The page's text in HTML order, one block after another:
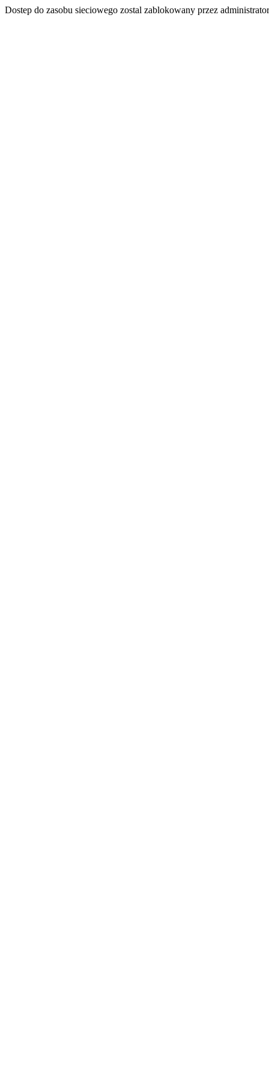
Dostep do zasobu sieciowego zostal zablokowany przez